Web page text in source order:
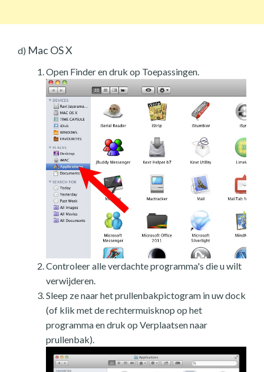
d) Mac OS X
Open Finder en druk op Toepassingen.
Controleer alle verdachte programma's die u wilt
verwijderen.
Sleep ze naar het prullenbakpictogram in uw dock
(of klik met de rechtermuisknop op het
programma en druk op Verplaatsen naar
prullenbak).